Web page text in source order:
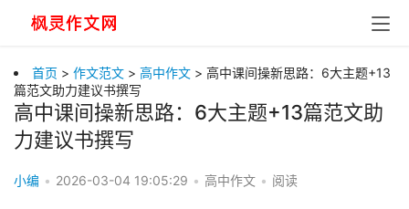
首页 > 作文范文 > 高中作文 > 高中课间操新思路：6大主题+13
篇范文助力建议书撰写
高中课间操新思路：6大主题+13篇范文助
力建议书撰写
小编 • 2026-03-04 19:05:29 • 高中作文 • 阅读